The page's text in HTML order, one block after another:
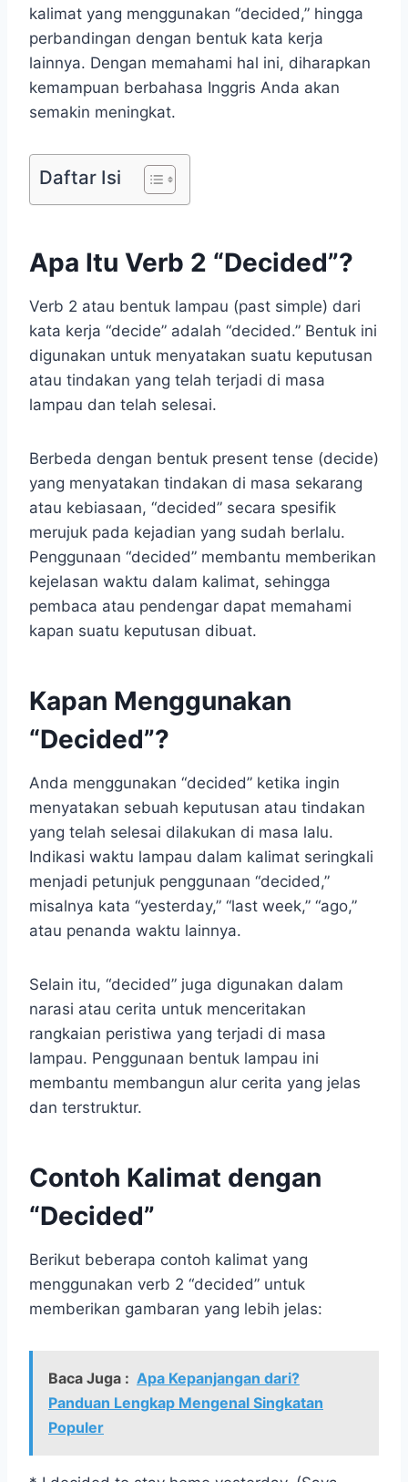
kalimat yang menggunakan “decided,” hingga
perbandingan dengan bentuk kata kerja
lainnya. Dengan memahami hal ini, diharapkan
kemampuan berbahasa Inggris Anda akan
semakin meningkat.
Daftar Isi
Apa Itu Verb 2 “Decided”?
Verb 2 atau bentuk lampau (past simple) dari
kata kerja “decide” adalah “decided.” Bentuk ini
digunakan untuk menyatakan suatu keputusan
atau tindakan yang telah terjadi di masa
lampau dan telah selesai.
Berbeda dengan bentuk present tense (decide)
yang menyatakan tindakan di masa sekarang
atau kebiasaan, “decided” secara spesifik
merujuk pada kejadian yang sudah berlalu.
Penggunaan “decided” membantu memberikan
kejelasan waktu dalam kalimat, sehingga
pembaca atau pendengar dapat memahami
kapan suatu keputusan dibuat.
Kapan Menggunakan
“Decided”?
Anda menggunakan “decided” ketika ingin
menyatakan sebuah keputusan atau tindakan
yang telah selesai dilakukan di masa lalu.
Indikasi waktu lampau dalam kalimat seringkali
menjadi petunjuk penggunaan “decided,”
misalnya kata “yesterday,” “last week,” “ago,”
atau penanda waktu lainnya.
Selain itu, “decided” juga digunakan dalam
narasi atau cerita untuk menceritakan
rangkaian peristiwa yang terjadi di masa
lampau. Penggunaan bentuk lampau ini
membantu membangun alur cerita yang jelas
dan terstruktur.
Contoh Kalimat dengan
“Decided”
Berikut beberapa contoh kalimat yang
menggunakan verb 2 “decided” untuk
memberikan gambaran yang lebih jelas:
Baca Juga : Apa Kepanjangan dari?
Panduan Lengkap Mengenal Singkatan
Populer